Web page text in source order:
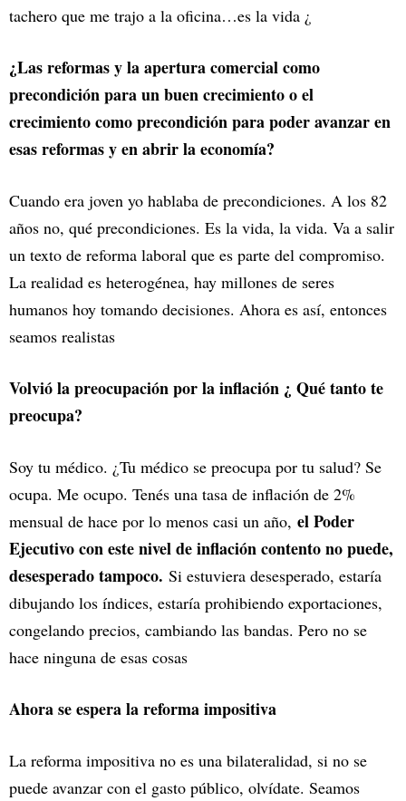
tachero que me trajo a la oficina…es la vida ¿
¿Las reformas y la apertura comercial como
precondición para un buen crecimiento o el
crecimiento como precondición para poder avanzar en
esas reformas y en abrir la economía?
Cuando era joven yo hablaba de precondiciones. A los 82
años no, qué precondiciones. Es la vida, la vida. Va a salir
un texto de reforma laboral que es parte del compromiso.
La realidad es heterogénea, hay millones de seres
humanos hoy tomando decisiones. Ahora es así, entonces
seamos realistas
Volvió la preocupación por la inflación ¿ Qué tanto te
preocupa?
Soy tu médico. ¿Tu médico se preocupa por tu salud? Se
ocupa. Me ocupo. Tenés una tasa de inflación de 2%
mensual de hace por lo menos casi un año, el Poder
Ejecutivo con este nivel de inflación contento no puede,
desesperado tampoco. Si estuviera desesperado, estaría
dibujando los índices, estaría prohibiendo exportaciones,
congelando precios, cambiando las bandas. Pero no se
hace ninguna de esas cosas
Ahora se espera la reforma impositiva
La reforma impositiva no es una bilateralidad, si no se
puede avanzar con el gasto público, olvídate. Seamos